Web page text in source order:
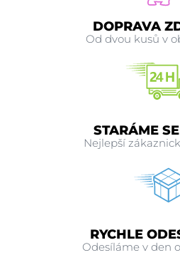
DOPRAVA
Od dvou kusů v
STARÁME
Nejlepší
RYCHLE
Odesíláme v den